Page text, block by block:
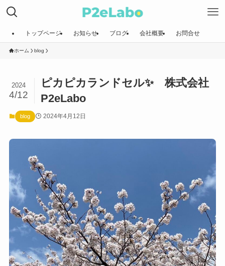
トップページ お知らせ ブログ 会社概要 お問合せ
ホーム blog
ピカピカランドセル✨ 株式会社
P2eLabo
2024
4/12
blog 2024年4月12日